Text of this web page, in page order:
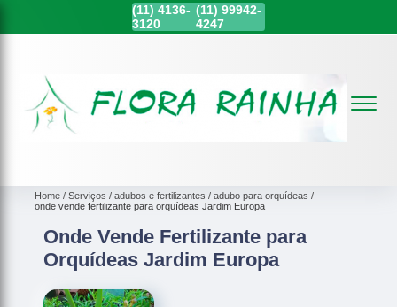
(11) 4136-
3120
(11)99942-
4247
Home Serviços adubos e fertilizantes
adubo para orquídeas
onde vende fertilizante para orquídeas Jardim Europa
Onde Vende Fertilizante para
Orquídeas Jardim Europa